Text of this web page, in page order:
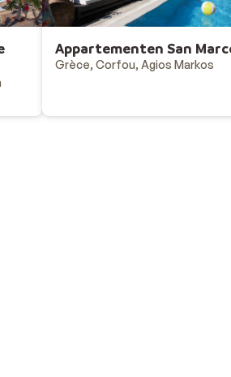
Appartementen San
Grèce, Corfou, Agios Markos